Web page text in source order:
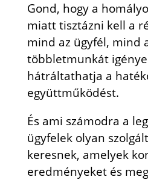
Gond, hogy a
miatt tisztázni kell a
mind az ügyfél, mind
többletmunkát
hátráltathatja a
együttműködést.
És ami számodra a
ügyfelek olyan
keresnek, amelyek
eredményeket és